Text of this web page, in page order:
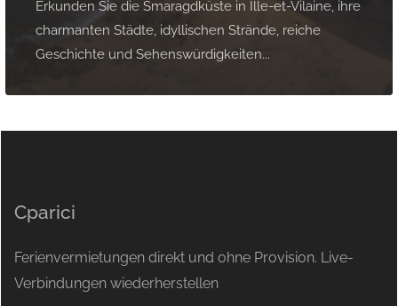
Erkunden Sie die Smaragdküste in Ille-et-Vilaine, ihre
charmanten Städte, idyllischen Strände, reiche
Geschichte und Sehenswürdigkeiten...
Cparici
Ferienvermietungen direkt und ohne Provision. Live-
Verbindungen wiederherstellen